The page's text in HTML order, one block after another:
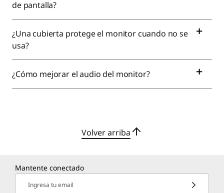
de pantalla?
¿Una cubierta protege el monitor cuando no se
usa?
¿Cómo mejorar el audio del monitor?
Volver arriba
Mantente conectado
Ingresa tu email